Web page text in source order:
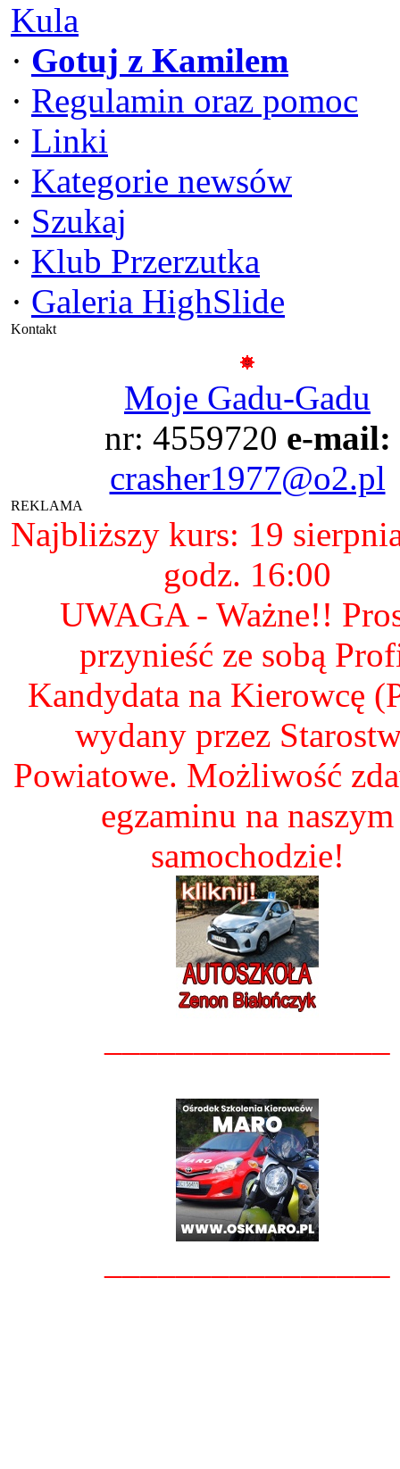
Kula
· Gotuj z Kamilem
· Regulamin oraz pomoc
· Linki
· Kategorie newsów
· Szukaj
· Klub Przerzutka
· Galeria HighSlide
Kontakt
Moje Gadu-Gadu
nr: 4559720 e-mail:
crasher1977@o2.pl
REKLAMA
Najbliższy kurs: 19
godz. 16:00
UWAGA - Ważne!!
przynieść ze sobą
Kandydata na Kierowcę
wydany przez
Powiatowe. Możliwość
egzaminu na naszym
samochodzie!